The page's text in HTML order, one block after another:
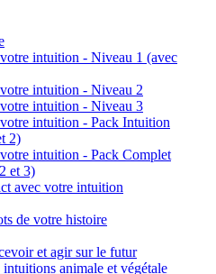
intuition - Niveau 1 (avec
intuition - Niveau 2
intuition - Niveau 3
intuition - Pack Intuition
2)
intuition - Pack Complet
et 3)
avec votre intuition
de votre histoire
et agir sur le futur
animale et végétale